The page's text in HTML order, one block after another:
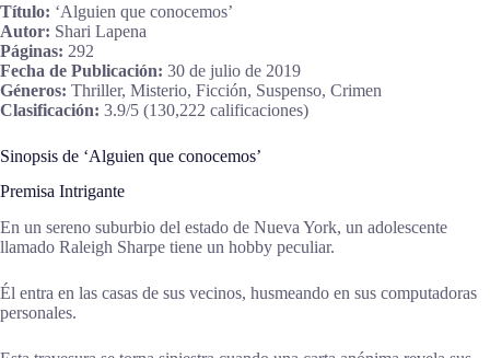
Título: ‘Alguien que conocemos’
Autor: Shari Lapena
Páginas: 292
Fecha de Publicación: 30 de julio de 2019
Géneros: Thriller, Misterio, Ficción, Suspenso, Crimen
Clasificación: 3.9/5 (130,222 calificaciones)
Sinopsis de ‘Alguien que conocemos’
Premisa Intrigante
En un sereno suburbio del estado de Nueva York, un adolescente
llamado Raleigh Sharpe tiene un hobby peculiar.
Él entra en las casas de sus vecinos, husmeando en sus computadoras
personales.